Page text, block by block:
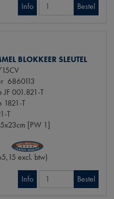
Info Bestel
BLOKKEER SLEUTEL
6860113
JF001.821-T
1821-T
T
[PW 1]
excl. btw)
Info Bestel